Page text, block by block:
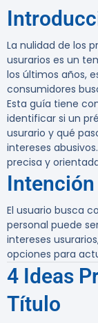
La nulidad de los
usurarios es un
los últimos años,
consumidores
Esta guía tiene
identificar si un
usurario y qué
intereses
precisa y
El usuario busca
personal puede
intereses
opciones para
4 Ideas
Título